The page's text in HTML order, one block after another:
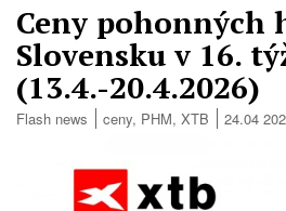
Ceny pohonných
Slovensku v 16.
(13.4.-20.4.2026)
Flash news ceny, PHM, XTB 24.04